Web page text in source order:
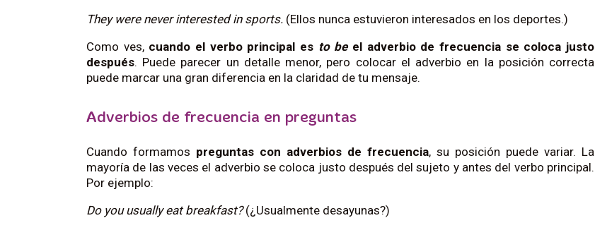
They were never interested in sports. (Ellos nunca estuvieron interesados en los deportes.)
Como ves, cuando el verbo principal es to be el adverbio de frecuencia se coloca justo
después. Puede parecer un detalle menor, pero colocar el adverbio en la posición correcta
puede marcar una gran diferencia en la claridad de tu mensaje.
Adverbios de frecuencia en preguntas
Cuando formamos preguntas con adverbios de frecuencia, su posición puede variar. La
mayoría de las veces el adverbio se coloca justo después del sujeto y antes del verbo principal.
Por ejemplo:
Do you usually eat breakfast?(¿Usualmente desayunas?)